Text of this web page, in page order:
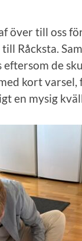
över till oss
Råcksta.
eftersom de
kort
en mysig